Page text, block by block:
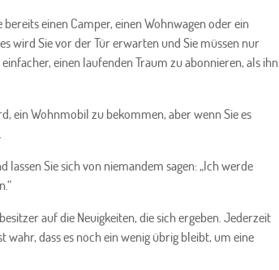
einen Camper, einen Wohnwagen oder ein
wird Sie vor der Tür erwarten und Sie müssen nur
einen laufenden Traum zu abonnieren, als ihn
ein Wohnmobil zu bekommen, aber wenn Sie es
Sie sich von niemandem sagen: „Ich werde
auf die Neuigkeiten, die sich ergeben. Jederzeit
dass es noch ein wenig übrig bleibt, um eine